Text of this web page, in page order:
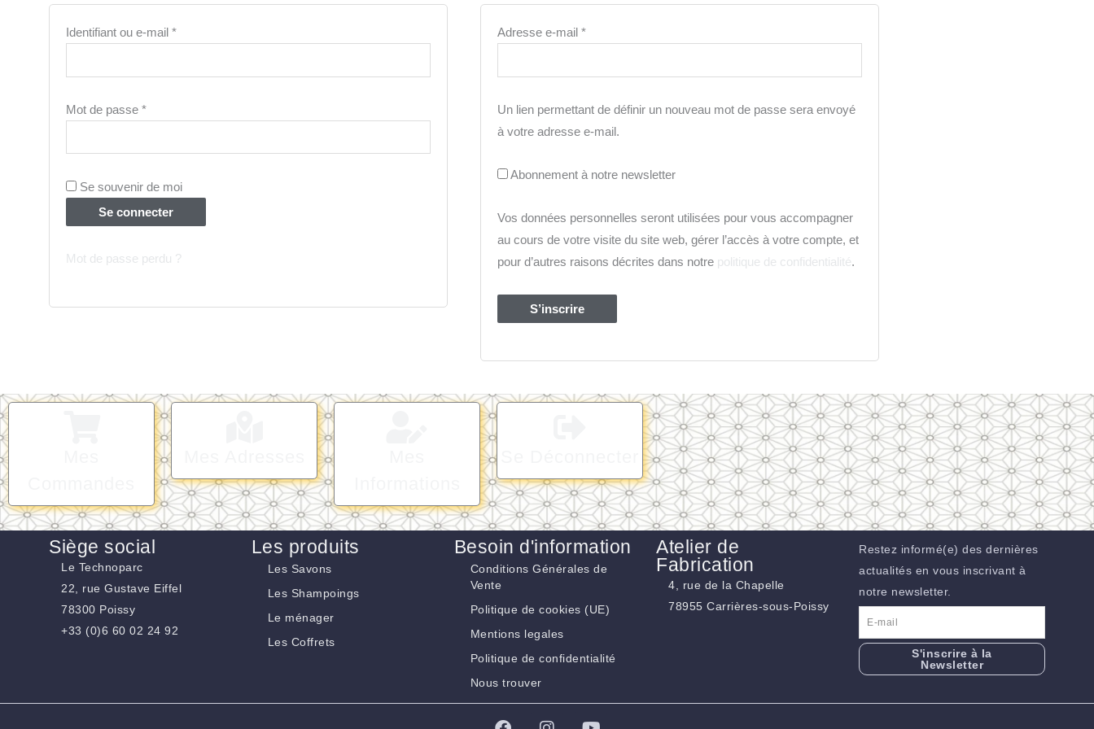
Identifiant ou e-mail *
Mot de passe *
Se souvenir de moi
Se connecter
Mot de passe perdu ?
Adresse e-mail*
Un lien permettant de définir un nouveau mot de passe sera envoyé
à votre adresse e-mail.
Abonnement à notre newsletter
Vos données personnelles seront utilisées pour vous accompagner
au cours de votre visite du site web, gérer l’accès à votre compte, et
pour d’autres raisons décrites dans notre politique de confidentialité.
S’inscrire
Siège social
Le Technoparc
22, rue Gustave Eiffel
78300 Poissy
+33 (0)6 60 02 24 92
Les produits
Les Savons
Les Shampoings
Le ménager
Les Coffrets
Besoin d'information
Conditions Générales de
Vente
Politique de cookies (UE)
Mentions legales
Politique de confidentialité
Nous trouver
Atelier de
Fabrication
4, rue de la Chapelle
78955 Carrières-sous-Poissy
Restez informé(e) des dernières
actualités en vous inscrivant à
notre newsletter.
S'inscrire à la
Newsletter
F
I
Y